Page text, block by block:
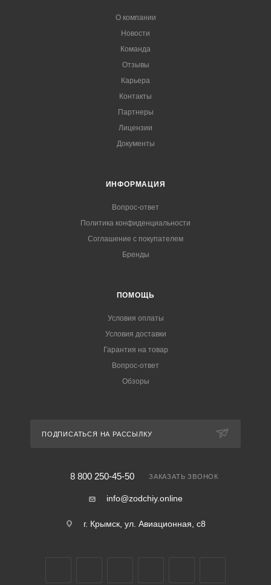
О компании
Новости
Команда
Отзывы
Карьера
Контакты
Партнеры
Лицензии
Документы
ИНФОРМАЦИЯ
Вопрос-ответ
Политика конфиденциальности
Соглашение с покупателем
Бренды
ПОМОЩЬ
Условия оплаты
Условия доставки
Гарантия на товар
Вопрос-ответ
Обзоры
ПОДПИСАТЬСЯ НА РАССЫЛКУ
8 800 250-45-50 ЗАКАЗАТЬ ЗВОНОК
info@zodchiy.online
г. Крымск, ул. Авиационная, с8